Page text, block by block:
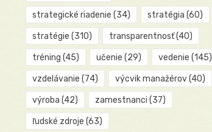
strategické riadenie (34) stratégia (60)
stratégie (310) transparentnosť(40)
tréning (45) učenie (29) vedenie (145)
vzdelávanie (74) výcvik manažérov(40)
výroba (42) zamestnanci (37)
ľudské zdroje (63)